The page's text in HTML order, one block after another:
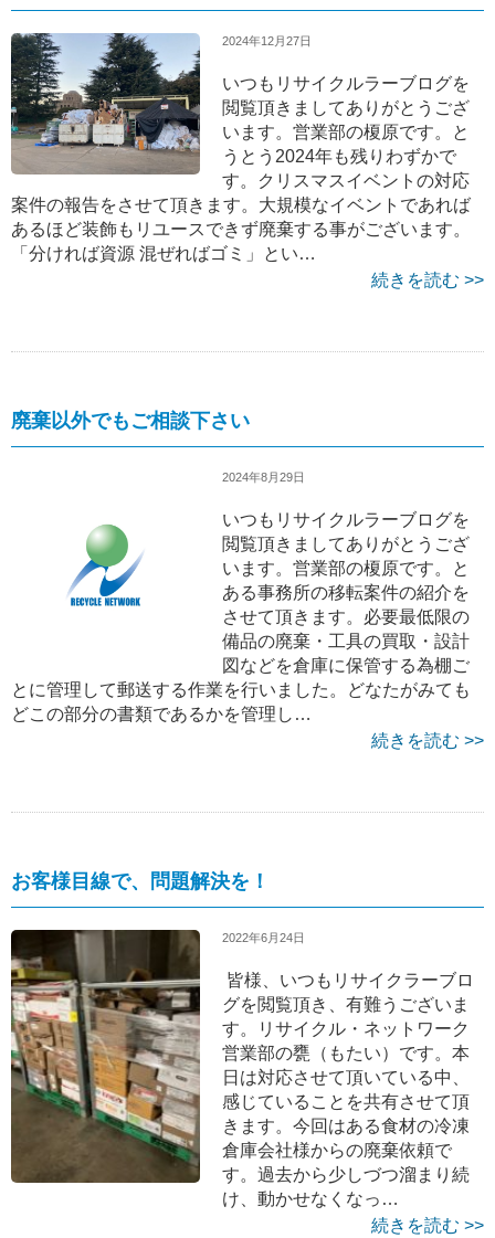
2024年12月27日
いつもリサイクルラーブログを
閲覧頂きましてありがとうござ
います。営業部の榎原です。と
うとう2024年も残りわずかで
す。クリスマスイベントの対応
案件の報告をさせて頂きます。大規模なイベントであれば
あるほど装飾もリユースできず廃棄する事がございます。
「分ければ資源 混ぜればゴミ」とい…
続きを読む >>
廃棄以外でもご相談下さい
2024年8月29日
いつもリサイクルラーブログを
閲覧頂きましてありがとうござ
います。営業部の榎原です。と
ある事務所の移転案件の紹介を
させて頂きます。必要最低限の
備品の廃棄・工具の買取・設計
図などを倉庫に保管する為棚ご
とに管理して郵送する作業を行いました。どなたがみても
どこの部分の書類であるかを管理し…
続きを読む >>
お客様目線で、問題解決を！
2022年6月24日
皆様、いつもリサイクラーブロ
グを閲覧頂き、有難うございま
す。リサイクル・ネットワーク
営業部の甕（もたい）です。本
日は対応させて頂いている中、
感じていることを共有させて頂
きます。今回はある食材の冷凍
倉庫会社様からの廃棄依頼で
す。過去から少しづつ溜まり続
け、動かせなくなっ…
続きを読む >>